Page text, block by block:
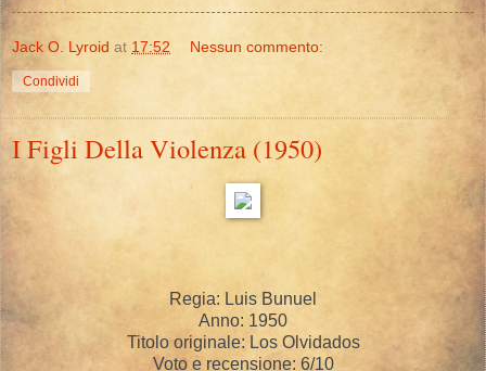
Jack O. Lyroid at 17:52 Nessun commento:
Condividi
I Figli Della Violenza (1950)
Regia: Luis Bunuel
Anno: 1950
Titolo originale: Los Olvidados
Voto e recensione: 6/10